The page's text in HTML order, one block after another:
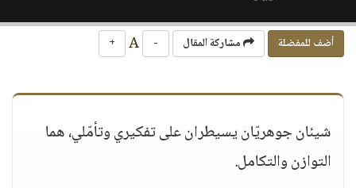
أضف للمفضلة مشاركة المقال -
+
شيئان جوهريّان يسيطران على تفكيري وتأمّلي، هما
التوازن والتكامل.